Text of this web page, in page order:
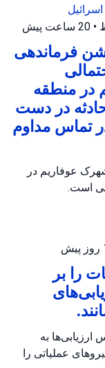
• 20 ساعت پیش
فرماندهی
در منطقه
در دست
تماس مداوم
عوفاریم در
است.
را بر
ارزیابی‌ها به
عملیاتی را